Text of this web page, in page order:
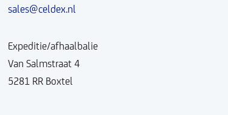
sales@celdex.nl
Expeditie/afhaalbalie
Van Salmstraat 4
5281 RR Boxtel